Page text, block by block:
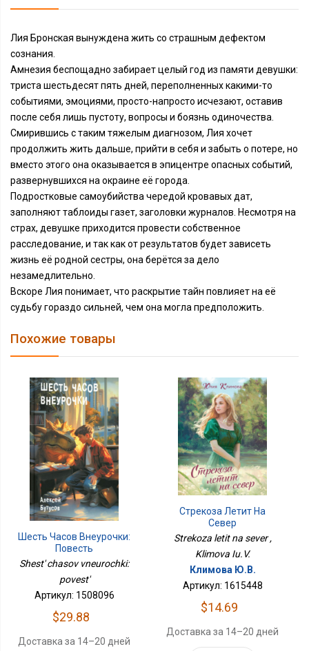
Лия Бронская вынуждена жить со страшным дефектом
сознания.
Амнезия беспощадно забирает целый год из памяти девушки:
триста шестьдесят пять дней, переполненных какими-то
событиями, эмоциями, просто-напросто исчезают, оставив
после себя лишь пустоту, вопросы и боязнь одиночества.
Смирившись с таким тяжелым диагнозом, Лия хочет
продолжить жить дальше, прийти в себя и забыть о потере, но
вместо этого она оказывается в эпицентре опасных событий,
развернувшихся на окраине её города.
Подростковые самоубийства чередой кровавых дат,
заполняют таблоиды газет, заголовки журналов. Несмотря на
страх, девушке приходится провести собственное
расследование, и так как от результатов будет зависеть
жизнь её родной сестры, она берётся за дело
незамедлительно.
Вскоре Лия понимает, что раскрытие тайн повлияет на её
судьбу гораздо сильней, чем она могла предположить.
Похожие товары
Шесть Часов Внеурочки:
Повесть
Shest' chasov vneurochki:
povest'
Артикул: 1508096
$29.88
Доставка за 14–20 дней
Стрекоза Летит На
Север
Strekoza letit na sever ,
Klimova Iu.V.
Климова Ю.В.
Артикул: 1615448
$14.69
Доставка за 14–20 дней